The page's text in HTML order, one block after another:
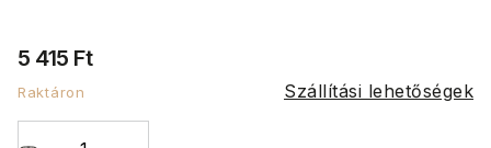
5 415 Ft
Raktáron Szállítási lehetőségek